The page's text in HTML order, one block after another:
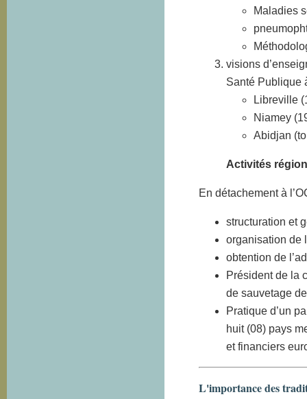
Maladies
visions
Santé Publique
Libreville
Niamey
Abidjan
Activités
En détachement à
structuration et
organisation de
obtention de
Président de la
de sauvetage
Pratique d’un
huit (08) pays
et financiers
L'importance des